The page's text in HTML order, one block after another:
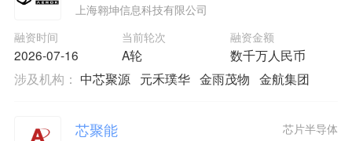
上海翱坤信息科技有限公司
融资时间
2026-07-16
当前轮次
A轮
融资金额
数千万人民币
涉及机构： 中芯聚源 元禾璞华 金雨茂物 金航集团
芯聚能 芯片半导体